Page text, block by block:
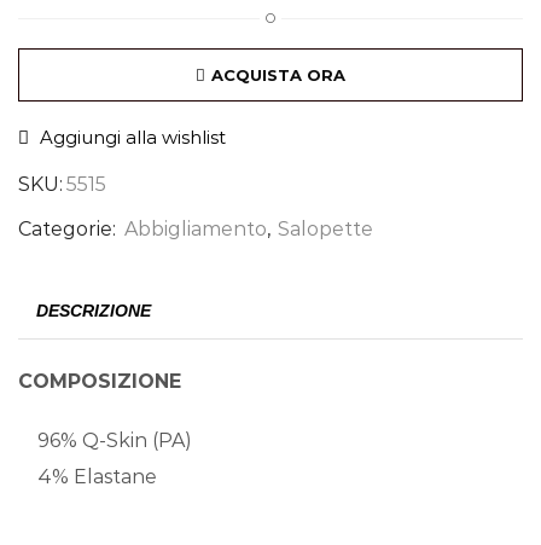
O
ACQUISTA ORA
Aggiungi alla wishlist
SKU: 5515
Categorie: Abbigliamento, Salopette
DESCRIZIONE
COMPOSIZIONE
96% Q-Skin (PA)
4% Elastane